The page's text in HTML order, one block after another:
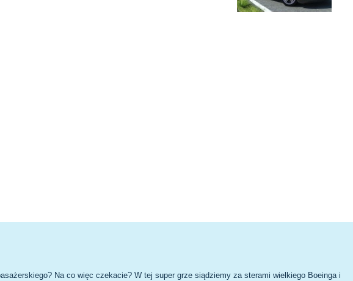
Na co więc czekacie? W tej super grze siądziemy za sterami wielkiego Boeinga i